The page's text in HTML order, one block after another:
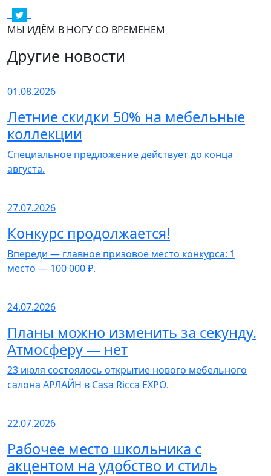
МЫ ИДЁМ В НОГУ СО ВРЕМЕНЕМ
Другие новости
01.08.2026
Летние скидки 50% на мебельные
коллекции
Специальное предложение действует до конца
августа.
27.07.2026
Конкурс продолжается!
Впереди — главное призовое место конкурса: 1
место — 100 000 ₽.
24.07.2026
Планы можно изменить за секунду.
Атмосферу — нет
23 июля состоялось открытие нового мебельного
салона АРЛАЙН в Casa Ricca EXPO.
22.07.2026
Рабочее место школьника с
акцентом на удобство и стиль